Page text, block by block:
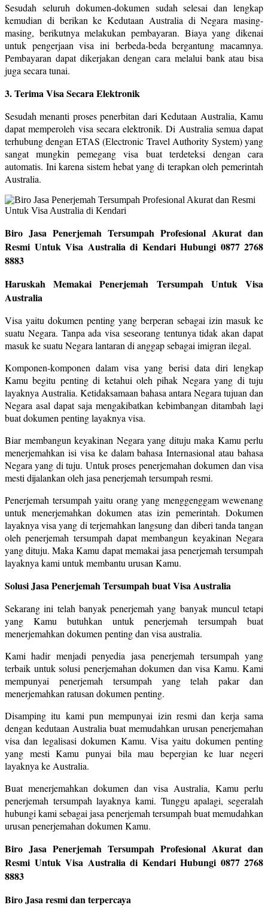
Sesudah seluruh dokumen-dokumen sudah selesai dan lengkap
kemudian di berikan ke Kedutaan Australia di Negara masing-
masing, berikutnya melakukan pembayaran. Biaya yang dikenai
untuk pengerjaan visa ini berbeda-beda bergantung macamnya.
Pembayaran dapat dikerjakan dengan cara melalui bank atau bisa
juga secara tunai.
3. Terima Visa Secara Elektronik
Sesudah menanti proses penerbitan dari Kedutaan Australia, Kamu
dapat memperoleh visa secara elektronik. Di Australia semua dapat
terhubung dengan ETAS (Electronic Travel Authority System) yang
sangat mungkin pemegang visa buat terdeteksi dengan cara
automatis. Ini karena sistem hebat yang di terapkan oleh pemerintah
Australia.
Biro Jasa Penerjemah Tersumpah Profesional Akurat dan
Resmi Untuk Visa Australia di Kendari Hubungi 0877 2768
8883
Haruskah Memakai Penerjemah Tersumpah Untuk Visa
Australia
Visa yaitu dokumen penting yang berperan sebagai izin masuk ke
suatu Negara. Tanpa ada visa seseorang tentunya tidak akan dapat
masuk ke suatu Negara lantaran di anggap sebagai imigran ilegal.
Komponen-komponen dalam visa yang berisi data diri lengkap
Kamu begitu penting di ketahui oleh pihak Negara yang di tuju
layaknya Australia. Ketidaksamaan bahasa antara Negara tujuan dan
Negara asal dapat saja mengakibatkan kebimbangan ditambah lagi
buat dokumen penting layaknya visa.
Biar membangun keyakinan Negara yang dituju maka Kamu perlu
menerjemahkan isi visa ke dalam bahasa Internasional atau bahasa
Negara yang di tuju. Untuk proses penerjemahan dokumen dan visa
mesti dijalankan oleh jasa penerjemah tersumpah resmi.
Penerjemah tersumpah yaitu orang yang menggenggam wewenang
untuk menerjemahkan dokumen atas izin pemerintah. Dokumen
layaknya visa yang di terjemahkan langsung dan diberi tanda tangan
oleh penerjemah tersumpah dapat membangun keyakinan Negara
yang dituju. Maka Kamu dapat memakai jasa penerjemah tersumpah
layaknya kami untuk membantu urusan Kamu.
Solusi Jasa Penerjemah Tersumpah buat Visa Australia
Sekarang ini telah banyak penerjemah yang banyak muncul tetapi
yang Kamu butuhkan untuk penerjemah tersumpah buat
menerjemahkan dokumen penting dan visa australia.
Kami hadir menjadi penyedia jasa penerjemah tersumpah yang
terbaik untuk solusi penerjemahan dokumen dan visa Kamu. Kami
mempunyai penerjemah tersumpah yang telah pakar dan
menerjemahkan ratusan dokumen penting.
Disamping itu kami pun mempunyai izin resmi dan kerja sama
dengan kedutaan Australia buat memudahkan urusan penerjemahan
visa dan legalisasi dokumen Kamu. Visa yaitu dokumen penting
yang mesti Kamu punyai bila mau bepergian ke luar negeri
layaknya ke Australia.
Buat menerjemahkan dokumen dan visa Australia, Kamu perlu
penerjemah tersumpah layaknya kami. Tunggu apalagi, segeralah
hubungi kami sebagai jasa penerjemah tersumpah buat memudahkan
urusan penerjemahan dokumen Kamu.
Biro Jasa Penerjemah Tersumpah Profesional Akurat dan
Resmi Untuk Visa Australia di Kendari Hubungi 0877 2768
8883
Biro Jasa resmi dan terpercaya